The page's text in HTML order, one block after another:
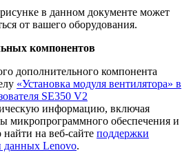
в данном документе может
от вашего оборудования.
компонентов
дополнительного компонента
«Установка модуля вентилятора» в
SE350 V2
информацию, включая
микропрограммного обеспечения и
на веб-сайте поддержки
данных Lenovo.